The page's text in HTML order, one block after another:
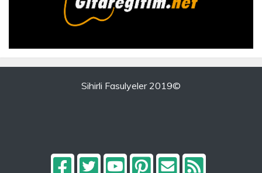
Sihirli Fasulyeler 2019©